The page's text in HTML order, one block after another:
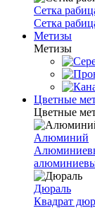
Сетка
Сетка
Метизы
Метизы
Цветные
Цветные
Алюминий
Дюраль
Квадрат